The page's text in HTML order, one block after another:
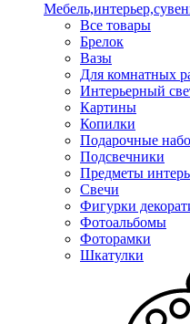
Все товары
Брелок
Вазы
Для комнатных
Интерьерный
Картины
Копилки
Подарочные
Подсвечники
Предметы
Свечи
Фигурки
Фотоальбомы
Фоторамки
Шкатулки